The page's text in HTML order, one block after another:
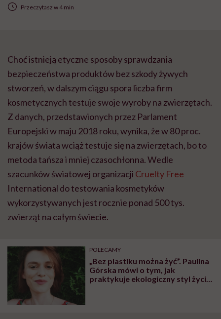
Przeczytasz w 4 min
Choć istnieją etyczne sposoby sprawdzania
bezpieczeństwa produktów bez szkody żywych
stworzeń, w dalszym ciągu spora liczba firm
kosmetycznych testuje swoje wyroby na zwierzętach.
Z danych, przedstawionych przez Parlament
Europejski w maju 2018 roku, wynika, że w 80 proc.
krajów świata wciąż testuje się na zwierzętach, bo to
metoda tańsza i mniej czasochłonna. Wedle
szacunków światowej organizacji Cruelty Free
International do testowania kosmetyków
wykorzystywanych jest rocznie ponad 500 tys.
zwierząt na całym świecie.
POLECAMY
„Bez plastiku można żyć”. Paulina
Górska mówi o tym, jak
praktykuje ekologiczny styl życia